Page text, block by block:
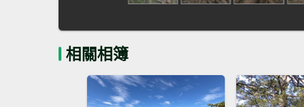
相關相簿